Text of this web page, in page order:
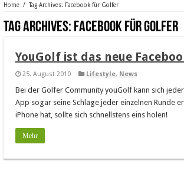
Home / Tag Archives: Facebook für Golfer
Tag Archives: Facebook für Golfer
YouGolf ist das neue
25. August 2010 Lifestyle, News
Bei der Golfer Community youGolf kann sich
App sogar seine Schläge jeder einzelnen Runde
iPhone hat, sollte sich schnellstens eins holen!
Mehr